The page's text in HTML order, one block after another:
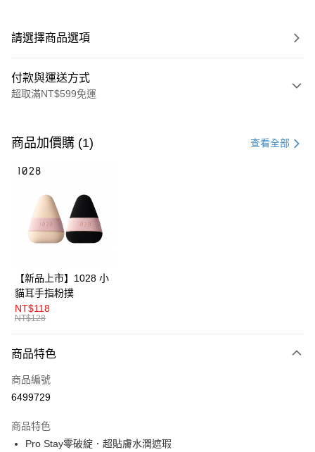
請選擇商品選項
付款與運送方式
超取滿NT$599免運
信用卡一次付款
超商取貨付款
LINE Pay
Apple Pay
悠遊付
Google Pay
全盈+PAY
AFTEE先享後付
【關於「AFTEE先享後付」】
便利好安心！
１．簡單：不需註冊會員、不需綁卡、不需儲值。
３．安心：先確認商品／服務後，再付款。
【「AFTEE先享後付」結帳流程】
運送方式
全家取貨付款
每筆NT$80，滿NT$599(含以上)免運費
商品加價購 (1) 查看全部
【新品上市】1028 小
貓耳手指粉撲
NT$118
NT$128
商品特色
商品編號
6499729
商品特色
Pro Stay零破綻．超貼膚水潤遮瑕